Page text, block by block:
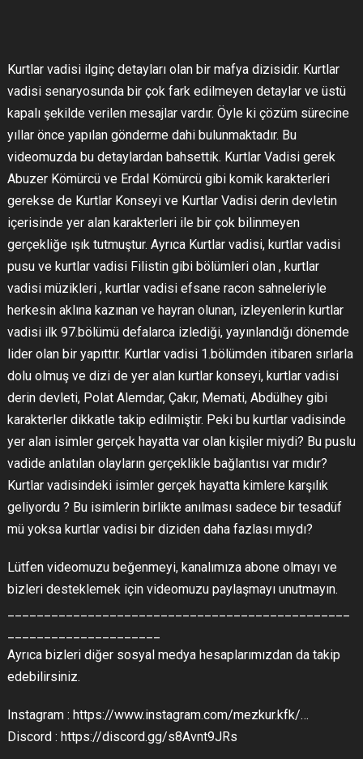
Kurtlar vadisi ilginç detayları olan bir mafya dizisidir. Kurtlar
vadisi senaryosunda bir çok fark edilmeyen detaylar ve üstü
kapalı şekilde verilen mesajlar vardır. Öyle ki çözüm sürecine
yıllar önce yapılan gönderme dahi bulunmaktadır. Bu
videomuzda bu detaylardan bahsettik. Kurtlar Vadisi gerek
Abuzer Kömürcü ve Erdal Kömürcü gibi komik karakterleri
gerekse de Kurtlar Konseyi ve Kurtlar Vadisi derin devletin
içerisinde yer alan karakterleri ile bir çok bilinmeyen
gerçekliğe ışık tutmuştur. Ayrıca Kurtlar vadisi, kurtlar vadisi
pusu ve kurtlar vadisi Filistin gibi bölümleri olan , kurtlar
vadisi müzikleri , kurtlar vadisi efsane racon sahneleriyle
herkesin aklına kazınan ve hayran olunan, izleyenlerin kurtlar
vadisi ilk 97.bölümü defalarca izlediği, yayınlandığı dönemde
lider olan bir yapıttır. Kurtlar vadisi 1.bölümden itibaren sırlarla
dolu olmuş ve dizi de yer alan kurtlar konseyi, kurtlar vadisi
derin devleti, Polat Alemdar, Çakır, Memati, Abdülhey gibi
karakterler dikkatle takip edilmiştir. Peki bu kurtlar vadisinde
yer alan isimler gerçek hayatta var olan kişiler miydi? Bu puslu
vadide anlatılan olayların gerçeklikle bağlantısı var mıdır?
Kurtlar vadisindeki isimler gerçek hayatta kimlere karşılık
geliyordu ? Bu isimlerin birlikte anılması sadece bir tesadüf
mü yoksa kurtlar vadisi bir diziden daha fazlası mıydı?
Lütfen videomuzu beğenmeyi, kanalımıza abone olmayı ve
bizleri desteklemek için videomuzu paylaşmayı unutmayın.
Ayrıca bizleri diğer sosyal medya hesaplarımızdan da takip
edebilirsiniz.
Instagram : https://www.instagram.com/mezkur.kfk/…
Discord : https://discord.gg/s8Avnt9JRs